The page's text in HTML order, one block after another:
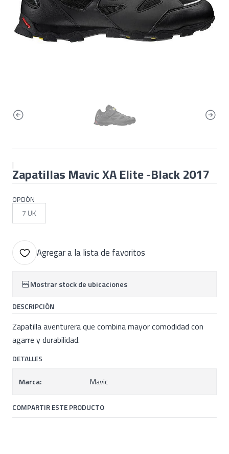
|
Zapatillas Mavic XA Elite -Black 2017
OPCIÓN
7 UK
Agregar a la lista de favoritos
Mostrar stock de ubicaciones
DESCRIPCIÓN
Zapatilla aventurera que combina mayor comodidad con
agarre y durabilidad.
DETALLES
Marca: Mavic
COMPARTIR ESTE PRODUCTO